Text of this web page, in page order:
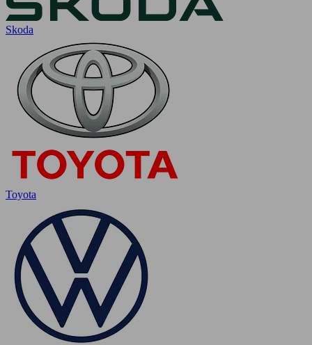
Skoda
Toyota